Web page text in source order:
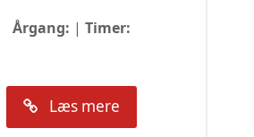
Årgang: | Timer:
Læs mere